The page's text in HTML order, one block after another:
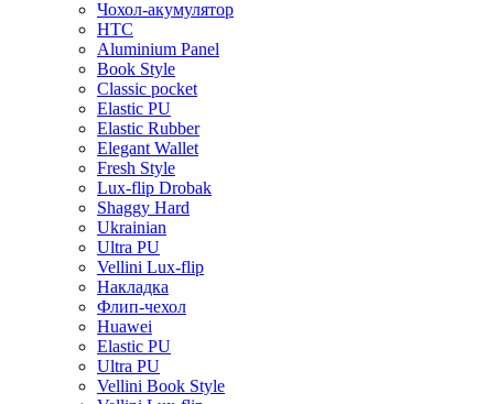
Чохол-акумулятор
HTC
Aluminium Panel
Book Style
Classic pocket
Elastic PU
Elastic Rubber
Elegant Wallet
Fresh Style
Lux-flip Drobak
Shaggy Hard
Ukrainian
Ultra PU
Vellini Lux-flip
Накладка
Флип-чехол
Huawei
Elastic PU
Ultra PU
Vellini Book Style